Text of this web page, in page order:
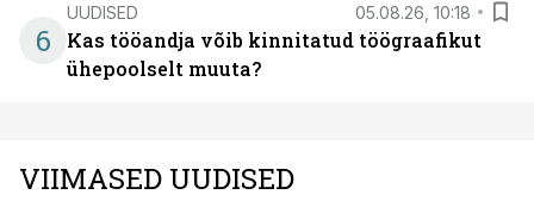
6
UUDISED 05.08.26, 10:18
Kas tööandja võib kinnitatud töögraafikut
ühepoolselt muuta?
VIIMASED UUDISED